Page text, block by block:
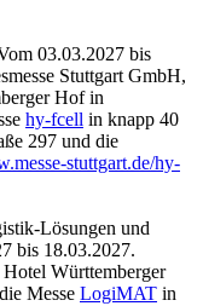
03.03.2027 bis
Stuttgart GmbH,
Hof in
hy-fcell in knapp 40
297 und die
stuttgart.de/hy-
Lösungen und
bis 18.03.2027.
Hotel Württemberger
Messe LogiMAT in